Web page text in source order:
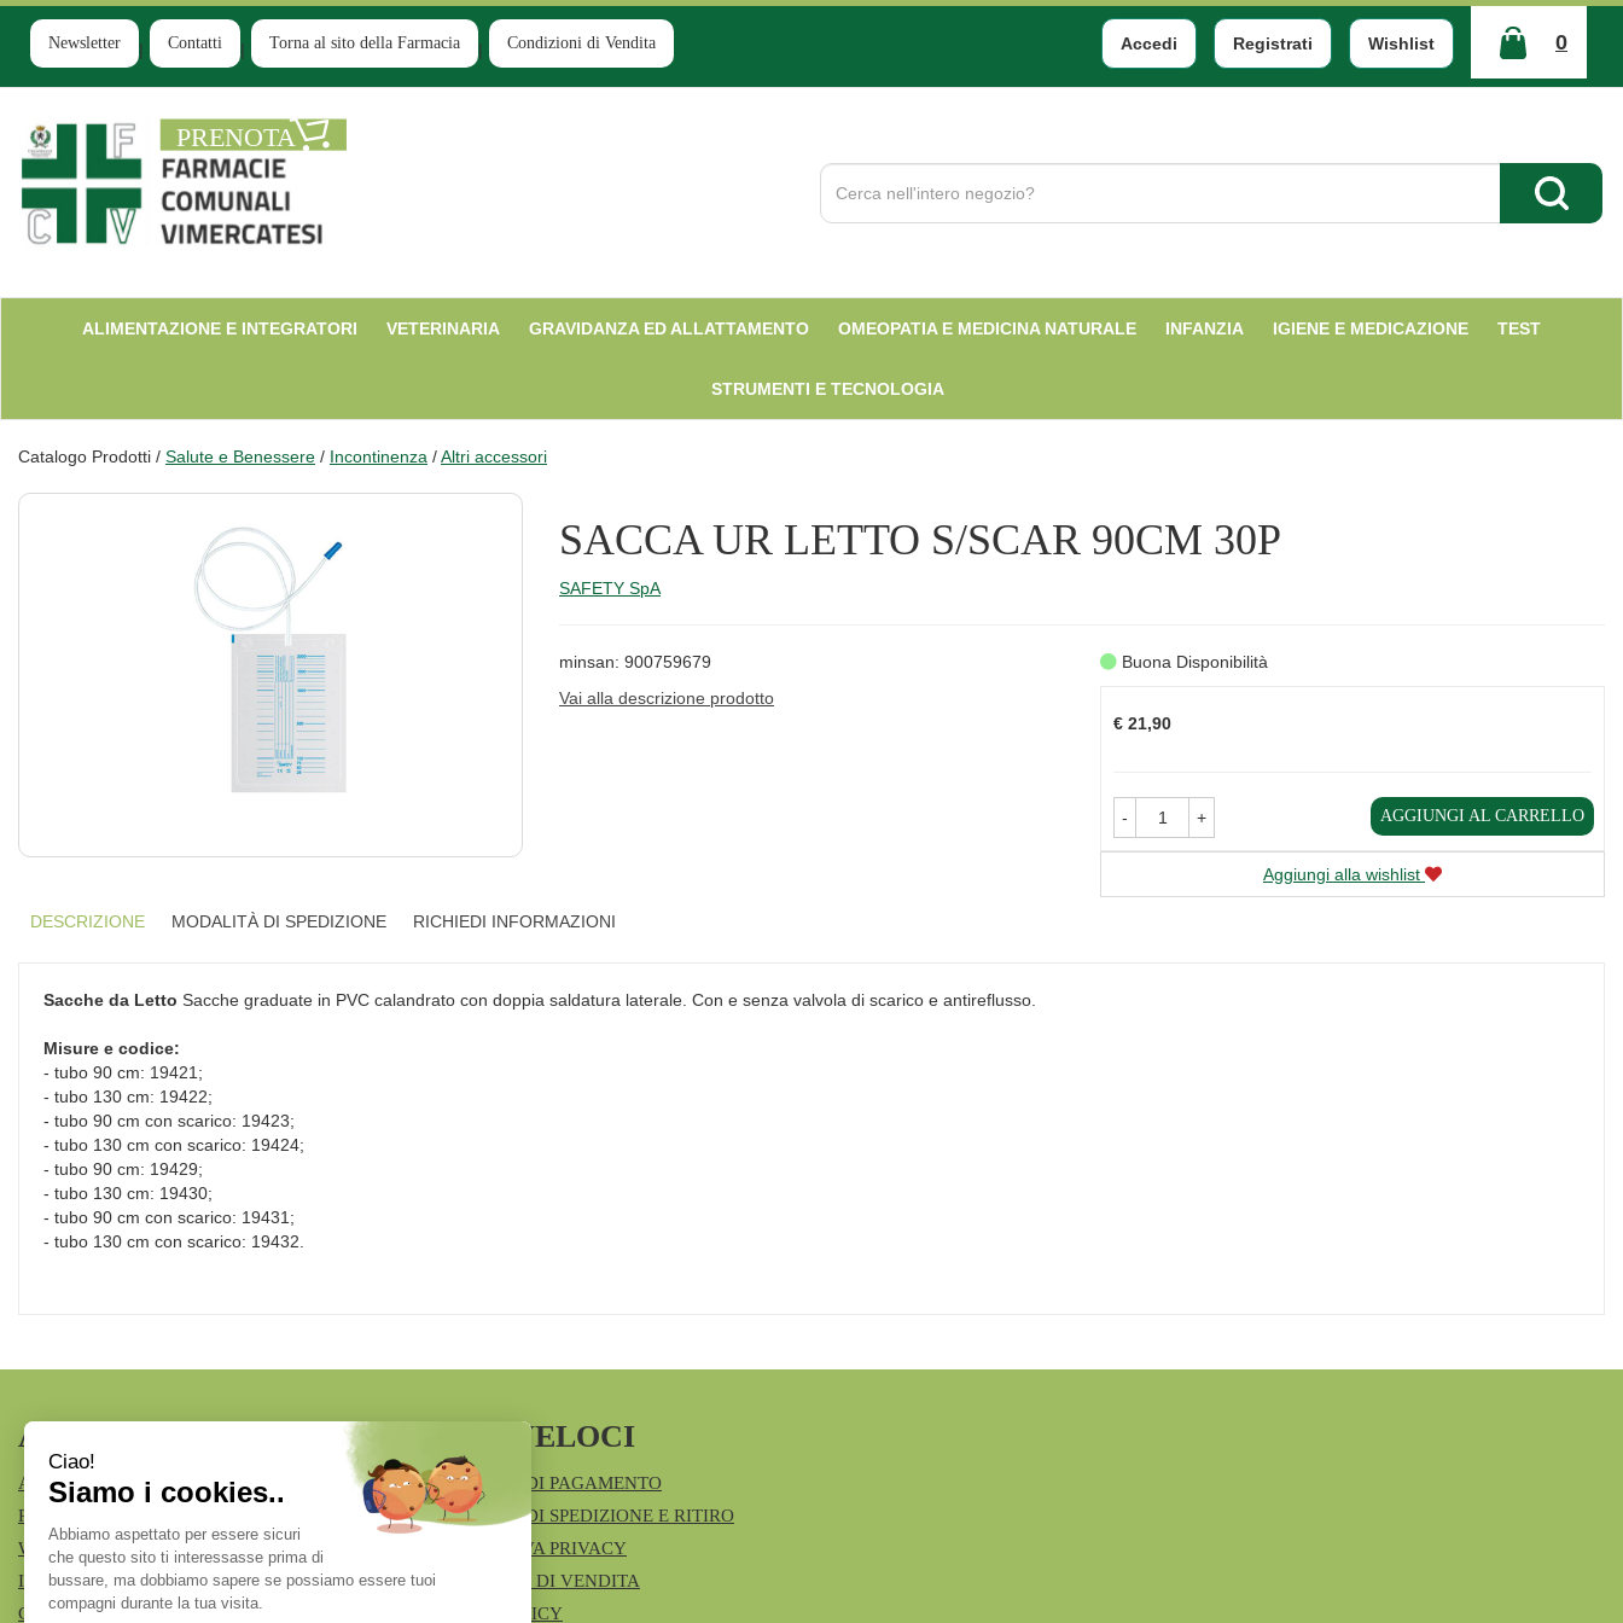
Passa
contenuto
principale
Newsletter Contatti Torna al sito della Farmacia Condizioni di Vendita Accedi Registrati Wishlist 0
ARTICOLI
INSERITI
Farmacia
Comunale
Cerca
Prodotto
Cerca
ALIMENTAZIONE E INTEGRATORI VETERINARIA GRAVIDANZA ED ALLATTAMENTO OMEOPATIA E MEDICINA NATURALE INFANZIA IGIENE E MEDICAZIONE TEST
STRUMENTI E TECNOLOGIA
Catalogo Prodotti / Salute e Benessere / Incontinenza /Altri accessori
SACCA UR LETTO S/SCAR 90CM 30P
SAFETY SpA
minsan: 900759679
Vai alla descrizione prodotto
Buona Disponibilità
€ 21,90
- + AGGIUNGI AL CARRELLO
Aggiungi alla wishlist
DESCRIZIONE MODALITÀ DI SPEDIZIONE RICHIEDI INFORMAZIONI
Sacche da Letto Sacche graduate in PVC calandrato con doppia saldatura laterale. Con e senza valvola di scarico e antireflusso.
Misure e codice:
- tubo 90 cm: 19421;
- tubo 130 cm: 19422;
- tubo 90 cm con scarico: 19423;
- tubo 130 cm con scarico: 19424;
- tubo 90 cm: 19429;
- tubo 130 cm: 19430;
- tubo 90 cm con scarico: 19431;
- tubo 130 cm con scarico: 19432.
AREA UTENTE
ACCEDI
REGISTRATI
WISHLIST
ISCRIZIONE ALLA NEWSLETTER
CONTATTI
LINK VELOCI
MODALITÀ DI PAGAMENTO
MODALITÀ DI SPEDIZIONE E RITIRO
INFORMATIVA PRIVACY
CONDIZIONI DI VENDITA
COOKIE POLICY